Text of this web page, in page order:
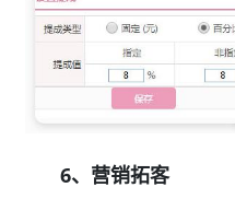
6、营销拓客